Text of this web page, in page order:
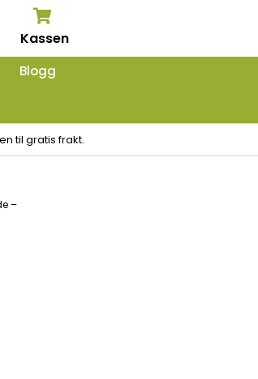
Kassen
Blogg
til gratis frakt.
–